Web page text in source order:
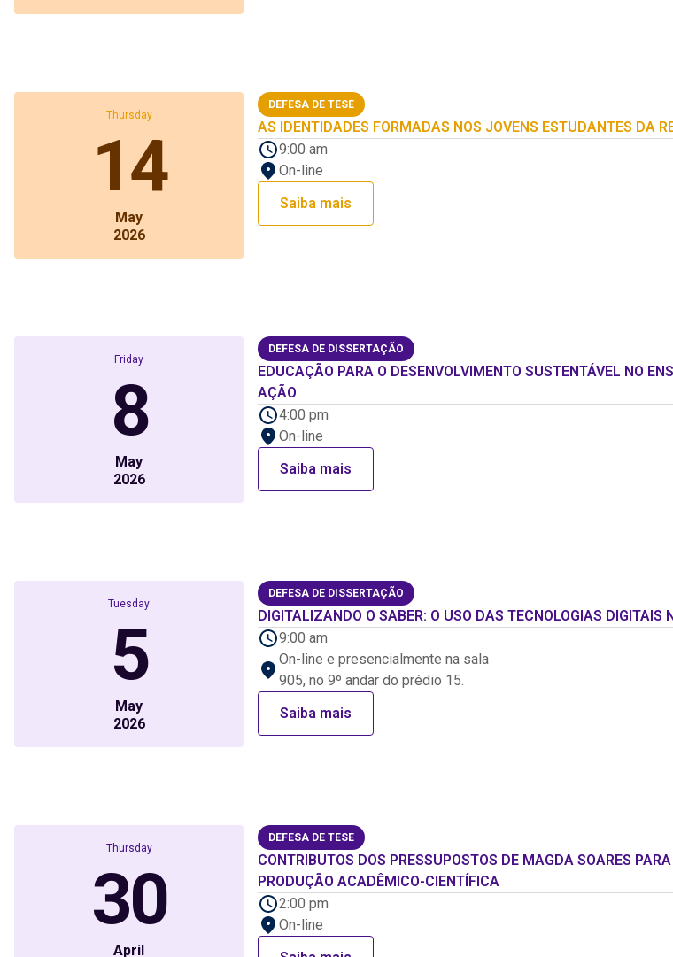
Thursday
14
May
2026
DEFESA DE TESE
AS IDENTIDADES FORMADAS NOS JOVENS ESTUDANTES DA
9:00 am
On-line
Saiba mais
Friday
8
May
2026
DEFESA DE DISSERTAÇÃO
EDUCAÇÃO PARA O DESENVOLVIMENTO SUSTENTÁVEL NO
AÇÃO
4:00 pm
On-line
Saiba mais
Tuesday
5
May
2026
DEFESA DE DISSERTAÇÃO
DIGITALIZANDO O SABER: O USO DAS TECNOLOGIAS
9:00 am
On-line e presencialmente na sala
905, no 9º andar do prédio 15.
Saiba mais
Thursday
30
April
DEFESA DE TESE
CONTRIBUTOS DOS PRESSUPOSTOS DE MAGDA SOARES
PRODUÇÃO ACADÊMICO-CIENTÍFICA
2:00 pm
On-line